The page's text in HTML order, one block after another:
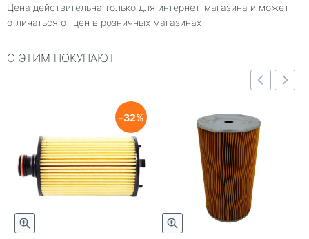
Цена действительна только для интернет-магазина и может
отличаться от цен в розничных магазинах
С ЭТИМ ПОКУПАЮТ
32
Быстрый просмотр